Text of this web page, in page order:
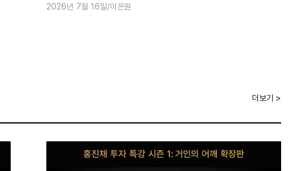
2026년 7월 16일 이은원
더보기 >